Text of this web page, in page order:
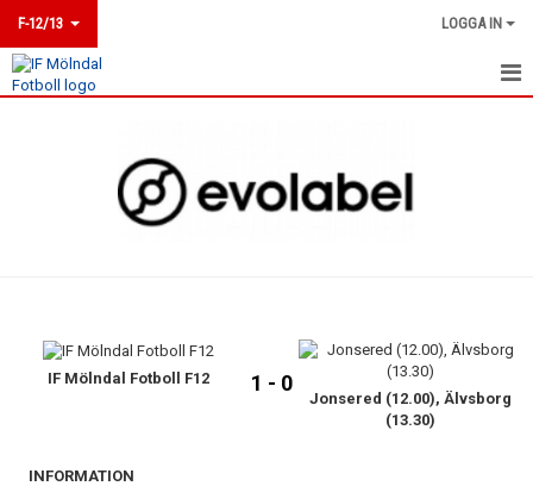
F-12/13 LOGGA IN
MATCHER
IF Mölndal Fotboll F12 1 - 0
Jonsered (12.00), Älvsborg
(13.30)
INFORMATION